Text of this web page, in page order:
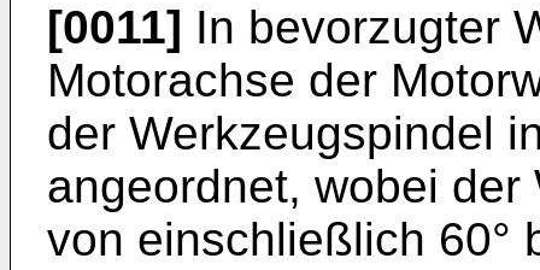
[0011] In bevorzugter
Motorachse der
der Werkzeugspindel
angeordnet, wobei
von einschließlich 60°